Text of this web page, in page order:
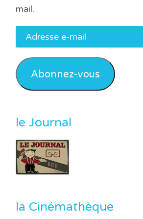
mail.
Adresse
e-
mail
Abonnez-vous
le Journal
la Cinémathèque